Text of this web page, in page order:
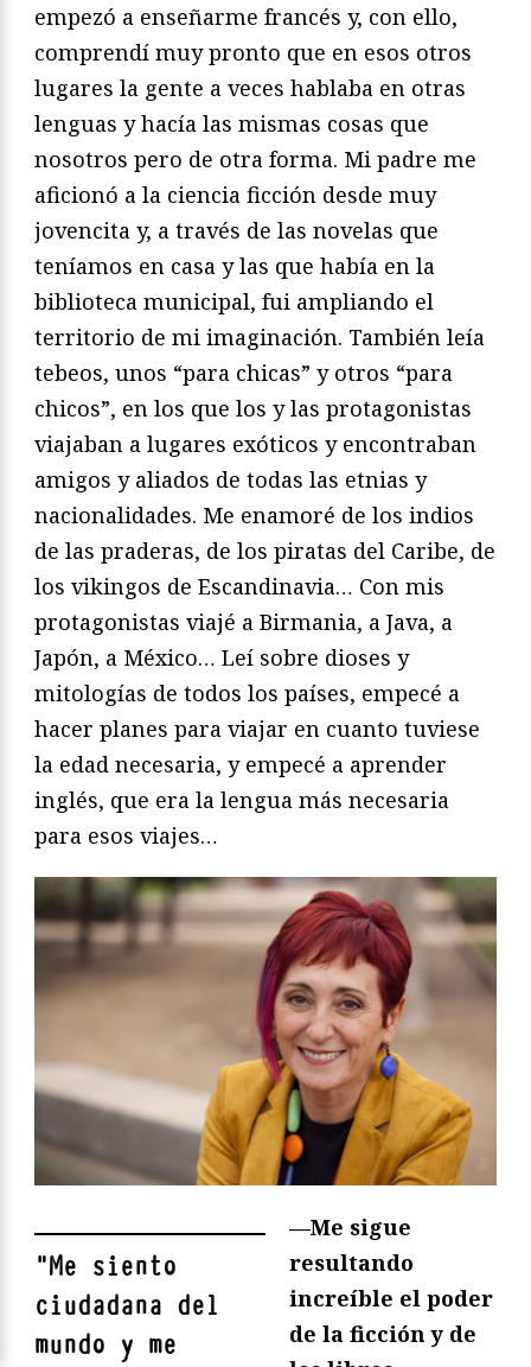
empezó a enseñarme francés y, con ello,
comprendí muy pronto que en esos otros
lugares la gente a veces hablaba en otras
lenguas y hacía las mismas cosas que
nosotros pero de otra forma. Mi padre me
aficionó a la ciencia ficción desde muy
jovencita y, a través de las novelas que
teníamos en casa y las que había en la
biblioteca municipal, fui ampliando el
territorio de mi imaginación. También leía
tebeos, unos “para chicas” y otros “para
chicos”, en los que los y las protagonistas
viajaban a lugares exóticos y encontraban
amigos y aliados de todas las etnias y
nacionalidades. Me enamoré de los indios
de las praderas, de los piratas del Caribe, de
los vikingos de Escandinavia… Con mis
protagonistas viajé a Birmania, a Java, a
Japón, a México… Leí sobre dioses y
mitologías de todos los países, empecé a
hacer planes para viajar en cuanto tuviese
la edad necesaria, y empecé a aprender
inglés, que era la lengua más necesaria
para esos viajes…
"Me siento
ciudadana del
mundo y me
—Me sigue
resultando
increíble el poder
de la ficción y de